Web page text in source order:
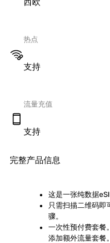
西欧
热点
支持
流量充值
支持
完整产品信息
这是一张纯数据
只需扫描二维码即
骤。
一次性预付费套餐
添加额外流量套餐。